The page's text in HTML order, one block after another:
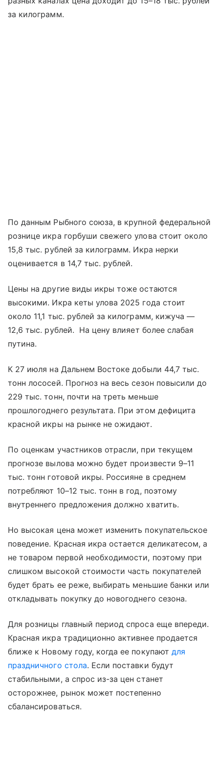
за килограмм.
По данным Рыбного союза, в крупной федеральной
рознице икра горбуши свежего улова стоит около
15,8 тыс. рублей за килограмм. Икра нерки
оценивается в 14,7 тыс. рублей.
Цены на другие виды икры тоже остаются
высокими. Икра кеты улова 2025 года стоит
около 11,1 тыс. рублей за килограмм, кижуча —
12,6 тыс. рублей. На цену влияет более слабая
путина.
К 27 июля на Дальнем Востоке добыли 44,7 тыс.
тонн лососей. Прогноз на весь сезон повысили до
229 тыс. тонн, почти на треть меньше
прошлогоднего результата. При этом дефицита
красной икры на рынке не ожидают.
По оценкам участников отрасли, при текущем
прогнозе вылова можно будет произвести 9–11
тыс. тонн готовой икры. Россияне в среднем
потребляют 10–12 тыс. тонн в год, поэтому
внутреннего предложения должно хватить.
Но высокая цена может изменить покупательское
поведение. Красная икра остается деликатесом, а
не товаром первой необходимости, поэтому при
слишком высокой стоимости часть покупателей
будет брать ее реже, выбирать меньшие банки или
откладывать покупку до новогоднего сезона.
Для розницы главный период спроса еще впереди.
Красная икра традиционно активнее продается
ближе к Новому году, когда ее покупают для
праздничного стола. Если поставки будут
стабильными, а спрос из-за цен станет
осторожнее, рынок может постепенно
сбалансироваться.